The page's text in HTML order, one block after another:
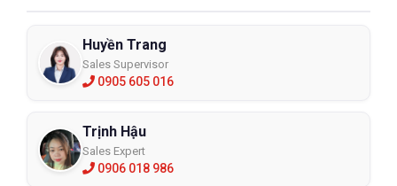
Huyền Trang
Sales Supervisor
0905 605 016
Trịnh Hậu
Sales Expert
0906 018 986